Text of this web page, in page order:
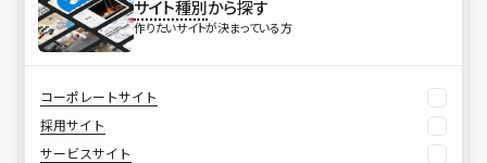
サイト種別から探す
作りたいサイトが決まっている方
コーポレートサイト
採用サイト
サービスサイト